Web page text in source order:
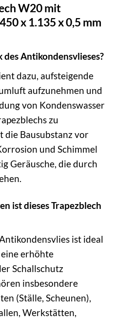
W20 mit
x 1.135 x 0,5 mm
Antikondensvlieses?
dazu, aufsteigende
aufzunehmen und
von Kondenswasser
zu
die Bausubstanz vor
und Schimmel
Geräusche, die durch
ist dieses Trapezblech
ist ideal
erhöhte
Schallschutz
insbesondere
(Ställe, Scheunen),
Werkstätten,